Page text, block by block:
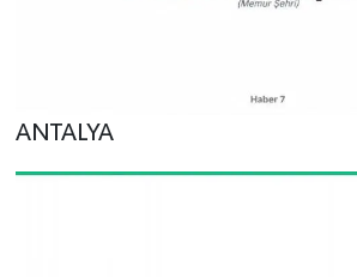
ANTALYA